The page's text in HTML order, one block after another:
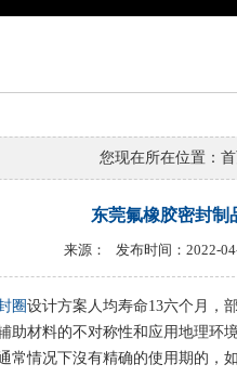
您现在所在位置：
东莞氟橡胶密封制
来源： 发布时间：2022-
圈设计方案人均寿命13六个月，
助材料的不对称性和应用地理环
常情况下沒有精确的使用期的，